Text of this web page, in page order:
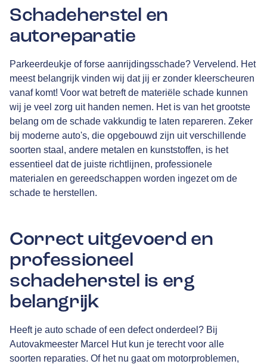
Schadeherstel en
autoreparatie
Parkeerdeukje of forse aanrijdingsschade? Vervelend. Het
meest belangrijk vinden wij dat jij er zonder kleerscheuren
vanaf komt! Voor wat betreft de materiële schade kunnen
wij je veel zorg uit handen nemen. Het is van het grootste
belang om de schade vakkundig te laten repareren. Zeker
bij moderne auto's, die opgebouwd zijn uit verschillende
soorten staal, andere metalen en kunststoffen, is het
essentieel dat de juiste richtlijnen, professionele
materialen en gereedschappen worden ingezet om de
schade te herstellen.
Correct uitgevoerd en
professioneel
schadeherstel is erg
belangrijk
Heeft je auto schade of een defect onderdeel? Bij
Autovakmeester Marcel Hut kun je terecht voor alle
soorten reparaties. Of het nu gaat om motorproblemen,